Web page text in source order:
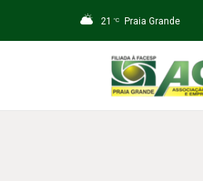
21 °C Praia Grande